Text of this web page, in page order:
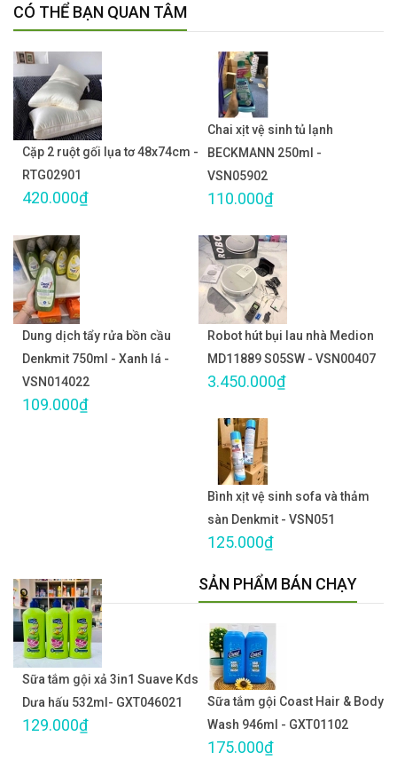
CÓ THỂ BẠN QUAN TÂM
Cặp 2 ruột gối lụa tơ 48x74cm -
RTG02901
420.000₫
Chai xịt vệ sinh tủ lạnh
BECKMANN 250ml -
VSN05902
110.000₫
Dung dịch tẩy rửa bồn cầu
Denkmit 750ml - Xanh lá -
VSN014022
109.000₫
Robot hút bụi lau nhà Medion
MD11889 S05SW - VSN00407
3.450.000₫
Bình xịt vệ sinh sofa và thảm
sàn Denkmit - VSN051
125.000₫
Sữa tắm gội xả 3in1 Suave Kds
Dưa hấu 532ml- GXT046021
129.000₫
SẢN PHẨM BÁN CHẠY
Sữa tắm gội Coast Hair & Body
Wash 946ml - GXT01102
175.000₫